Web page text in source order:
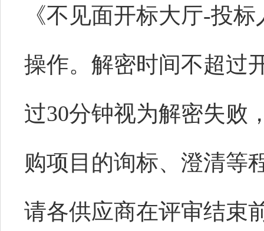
《不见面开标大厅-投
操作。解密时间不超过
过30分钟视为解密失败
购项目的询标、澄清等
请各供应商在评审结束